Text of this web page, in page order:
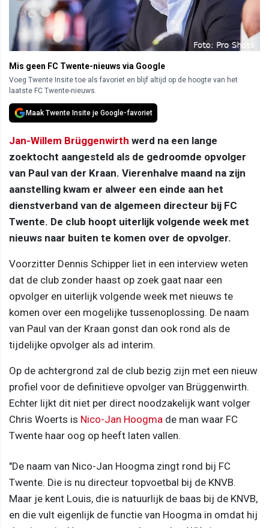
Mis geen FC Twente-nieuws via Google
Voeg Twente Insite toe als favoriet en blijf altijd op de hoogte van het
laatste FC Twente-nieuws.
Maak Twente Insite je Google-favoriet
Jan-Willem Brüggenwirth werd na een lange
zoektocht aangesteld als de gedroomde opvolger
van Paul van der Kraan. Vierenhalve maand na zijn
aanstelling kwam er alweer een einde aan het
dienstverband van de algemeen directeur bij FC
Twente. De club hoopt uiterlijk volgende week met
nieuws naar buiten te komen over de opvolger.
Voorzitter Dennis Schipper liet in een interview weten
dat de club zonder haast op zoek gaat naar een
opvolger en uiterlijk volgende week met nieuws te
komen over een mogelijke tussenoplossing. De naam
van Paul van der Kraan gonst dan ook rond als de
tijdelijke opvolger als ad interim.
Op de achtergrond zal de club bezig zijn met een nieuw
profiel voor de definitieve opvolger van Brüggenwirth.
Echter lijkt dit niet per direct noodzakelijk want volger
Chris Woerts is Nico-Jan Hoogma de man waar FC
Twente haar oog op heeft laten vallen.
"De naam van Nico-Jan Hoogma zingt rond bij FC
Twente. Die is nu directeur topvoetbal bij de KNVB.
Maar je kent Louis, die is natuurlijk de baas bij de KNVB,
en die vult eigenlijk de functie van Hoogma in omdat hij